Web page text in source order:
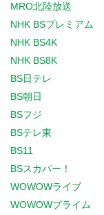
MRO北陸放送
NHK BSプレミアム
NHK BS4K
NHK BS8K
BS日テレ
BS朝日
BSフジ
BSテレ東
BS11
BSスカパー！
WOWOWライブ
WOWOWプライム